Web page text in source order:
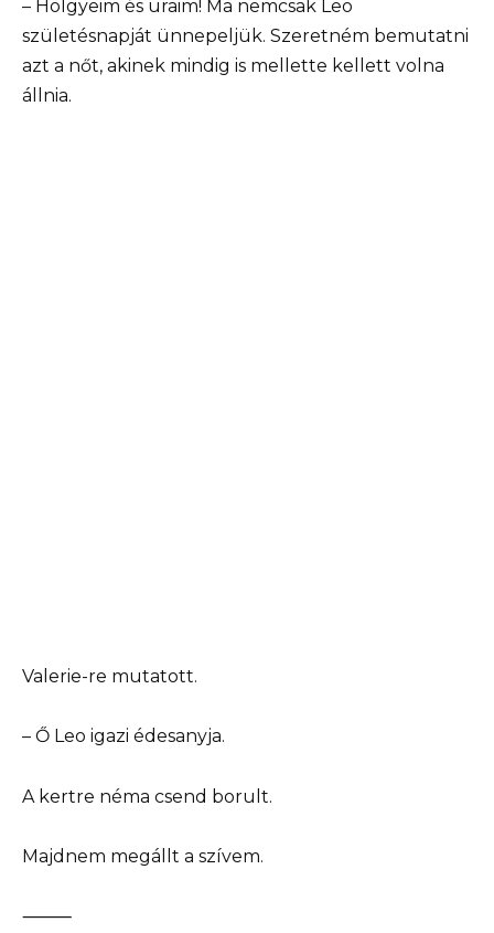
– Hölgyeim és uraim! Ma nemcsak Leo
születésnapját ünnepeljük. Szeretném bemutatni
azt a nőt, akinek mindig is mellette kellett volna
állnia.
Valerie-re mutatott.
– Ő Leo igazi édesanyja.
A kertre néma csend borult.
Majdnem megállt a szívem.
⸻